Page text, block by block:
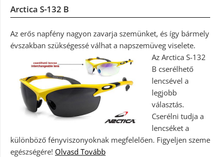
Arctica S-132 B
Az erős napfény nagyon zavarja szemünket, és így bármely
évszakban szükségessé válhat a napszemüveg viselete.
Az Arctica S-132
B cserélhető
lencsével a
legjobb
választás.
Cserélni tudja a
lencséket a
különböző fényviszonyoknak megfelelően. Figyeljen szeme
egészségére! Olvasd Tovább